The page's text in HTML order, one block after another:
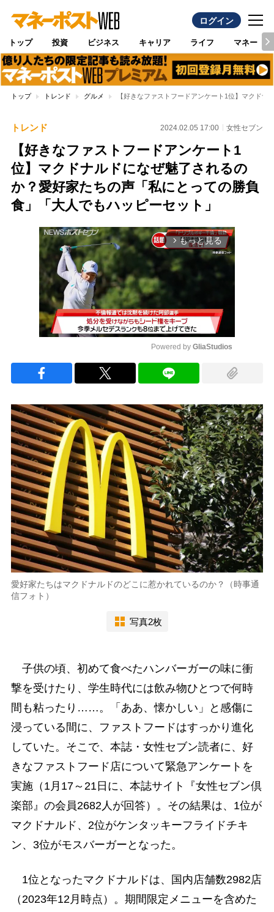
ログイン
トップ 投資 ビジネス キャリア ライフ マネー
トップ トレンド グルメ 【好きなファストフードアンケート1位】マクド
トレンド 2024.02.05 17:00 女性セブン
【好きなファストフードアンケート1
位】マクドナルドになぜ魅了されるの
か？愛好家たちの声「私にとっての勝負
食」「大人でもハッピーセット」
arrow_forward_ios もっと見る
Powered by GliaStudios
愛好家たちはマクドナルドのどこに惹かれているのか？（時事通
信フォト）
写真2枚
子供の頃、初めて食べたハンバーガーの味に衝
撃を受けたり、学生時代には飲み物ひとつで何時
間も粘ったり……。「ああ、懐かしい」と感傷に
浸っている間に、ファストフードはすっかり進化
していた。そこで、本誌・女性セブン読者に、好
きなファストフード店について緊急アンケートを
実施（1月17～21日に、本誌サイト『女性セブン倶
楽部』の会員2682人が回答）。その結果は、1位が
マクドナルド、2位がケンタッキーフライドチキ
ン、3位がモスバーガーとなった。
1位となったマクドナルドは、国内店舗数2982店
（2023年12月時点）。期間限定メニューを含めた